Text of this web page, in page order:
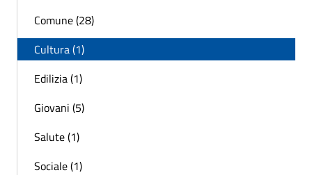
Comune (28)
Cultura (1)
Edilizia (1)
Giovani (5)
Salute (1)
Sociale (1)